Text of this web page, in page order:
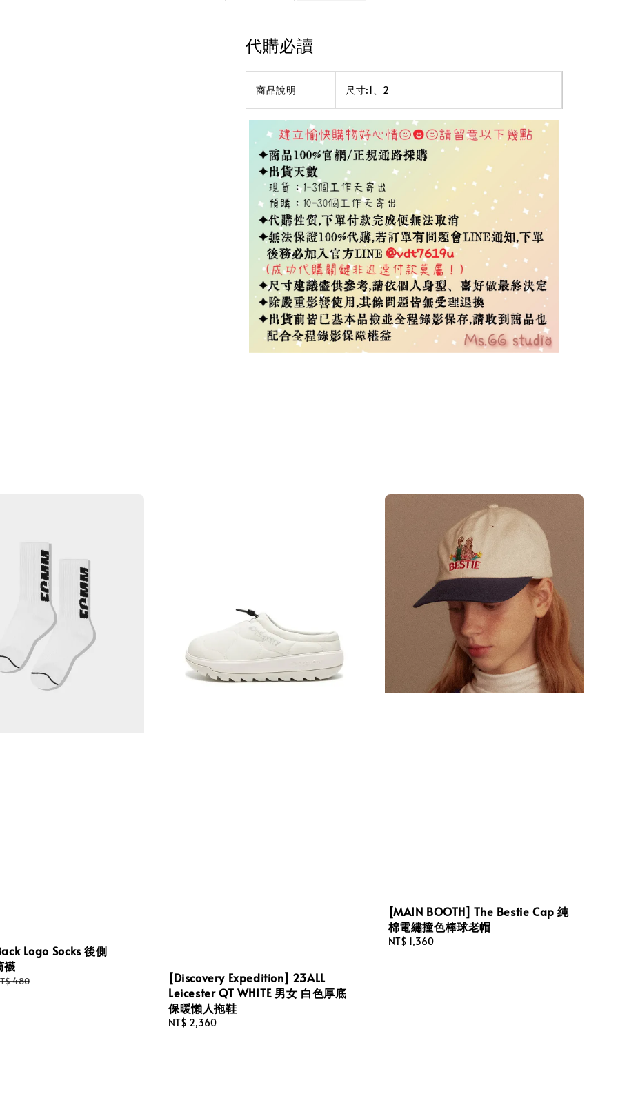
代購必讀
商品說明 尺寸:1、2
Logo Socks 後側
襪
480
[Discovery Expedition] 23ALL
Leicester QT WHITE 男女 白色厚底
保暖懶人拖鞋
Regular
NT$ 2,360
[MAIN BOOTH] The Bestie Cap 純
棉電繡撞色棒球老帽
Regular
NT$ 1,360